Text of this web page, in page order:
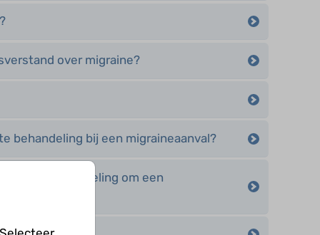
over migraine?
behandeling bij een migraineaanval?
behandeling om een